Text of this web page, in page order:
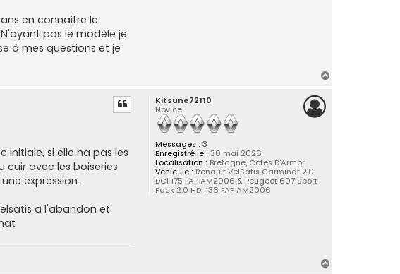
en connaitre le
pas le modèle je
à mes questions et je
Kitsune72110
Novice
Messages : 3
Enregistré le : 30 mai 2026
Localisation : Bretagne, Côtes D'Armor
Véhicule : Renault VelSatis Carminat 2.0
DCi 175 FAP AM2006 & Peugeot 607 Sport
Pack 2.0 HDi 136 FAP AM2006
initiale, si elle na pas les
cuir avec les boiseries
expression.
a l'abandon et